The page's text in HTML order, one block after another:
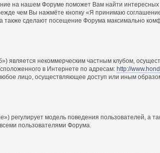
на нашем Форуме поможет Вам найти интересных
чем Вы нажмёте кнопку «Я принимаю
также сделают посещение Форума максимально
является некоммерческим частным клубом,
в Интернете по адресам: http://
лицо, осуществляющее доступ или иным
модель поведения пользователей, а
пользователями Форума.